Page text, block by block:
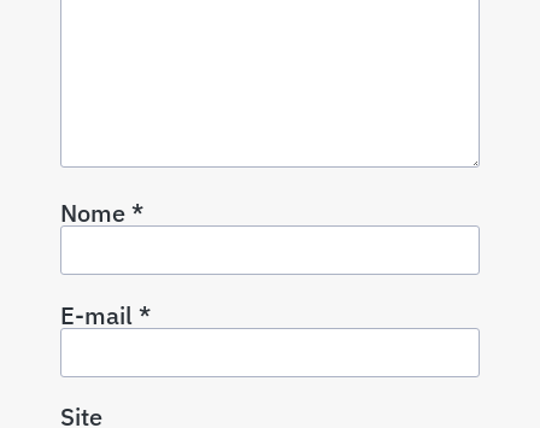
Nome*
E-mail*
Site